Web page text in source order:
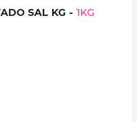
SAL KG - 1KG